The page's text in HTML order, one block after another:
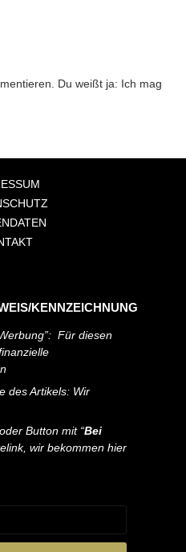
Du weißt ja: Ich mag
KENNZEICHNUNG
Für diesen
des Artikels: Wir
Button mit “Bei
wir bekommen hier